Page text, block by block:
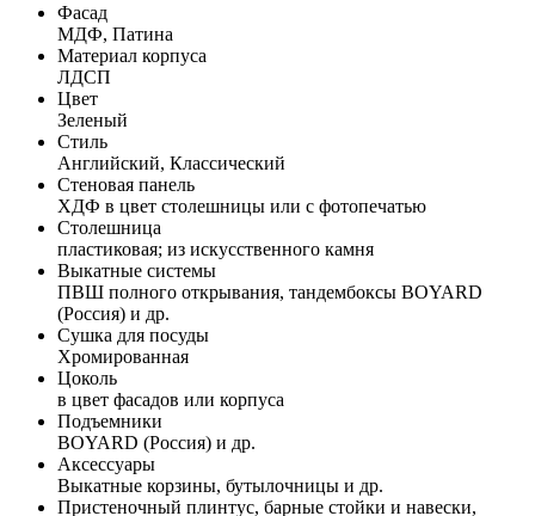
Фасад
МДФ, Патина
Материал корпуса
ЛДСП
Цвет
Зеленый
Стиль
Английский, Классический
Стеновая панель
ХДФ в цвет столешницы или с фотопечатью
Столешница
пластиковая; из искусственного камня
Выкатные системы
ПВШ полного открывания, тандембоксы BOYARD
(Россия) и др.
Сушка для посуды
Хромированная
Цоколь
в цвет фасадов или корпуса
Подъемники
BOYARD (Россия) и др.
Аксессуары
Выкатные корзины, бутылочницы и др.
Пристеночный плинтус, барные стойки и навески,